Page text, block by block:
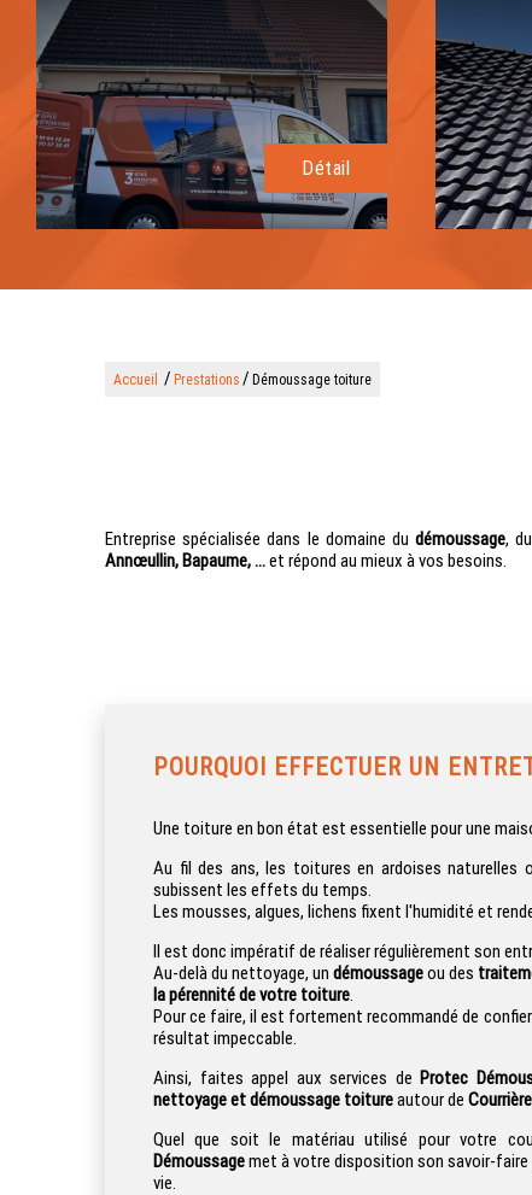
Détail
Accueil / Prestations / Démoussage toiture
Entreprise spécialisée dans le domaine dudémoussage, du
Annœullin, Bapaume, ...et répond au mieux à vos besoins.
POURQUOI EFFECTUER UN
Une toiture en bon état est essentielle pour une
Au fil des ans, les toitures en ardoises
subissent les effets du temps.
Les mousses, algues, lichens fixent l'humidité et
Il est donc impératif de réaliser régulièrement son
Au-delà du nettoyage, un démoussageou des
la pérennité de votre toiture.
Pour ce faire, il est fortement recommandé de
résultat impeccable.
Ainsi, faites appel aux services de Protec
nettoyage et démoussage toitureautour de
Quel que soit le matériau utilisé pour votre
Démoussagemet à votre disposition son savoir-
vie.